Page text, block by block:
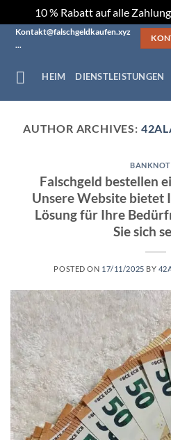
10 % Rabatt auf alle
SkipKontakt@falschgeldkaufen.xyz
...
HEIM DIENSTLEISTUNGEN
AUTHOR ARCHIVES:
Falschgeld bestellen
Unsere Website bietet
Lösung für Ihre
Sie sich
POSTED ON 17/11/2025 BY